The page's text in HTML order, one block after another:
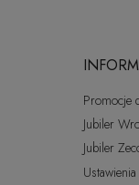
Promocje
Jubiler
Jubiler